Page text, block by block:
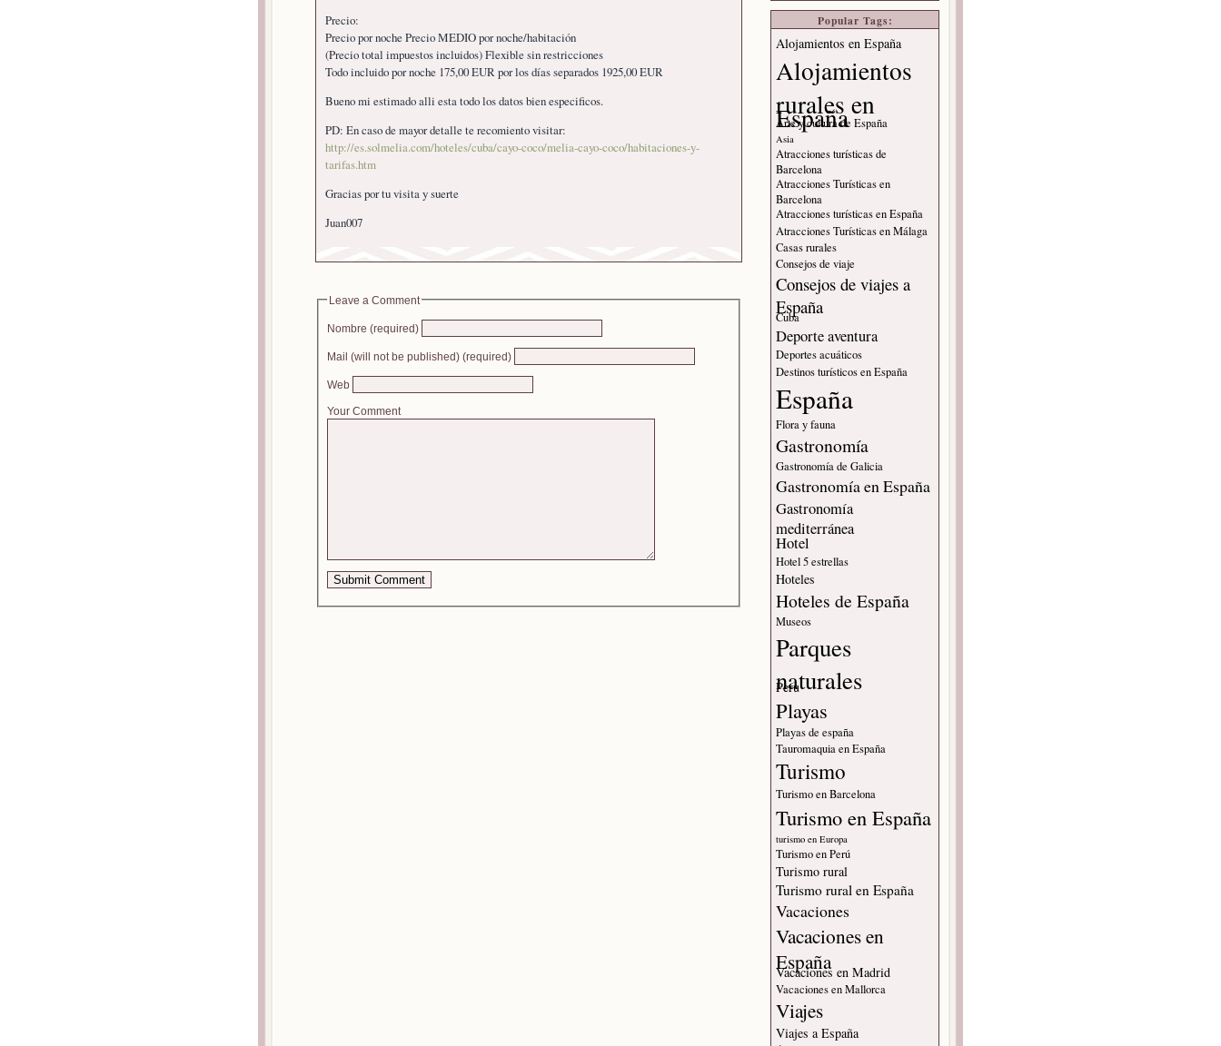
Precio:
Precio por noche Precio MEDIO por noche/habitación
(Precio total impuestos incluidos) Flexible sin restricciones
Todo incluido por noche 175,00 EUR por los días separados 1925,00 EUR
Bueno mi estimado alli esta todo los datos bien especificos.
PD: En caso de mayor detalle te recomiento visitar:
http://es.solmelia.com/hoteles/cuba/cayo-coco/melia-cayo-coco/habitaciones-y-
tarifas.htm
Gracias por tu visita y suerte
Juan007
Leave a Comment
Nombre (required)
Mail (will not be published) (required)
Web
Your Comment
Popular Tags:
Alojamientos en España
Alojamientos
rurales en
España
Arte y cultura de España
Asia
Atracciones turísticas de
Barcelona
Atracciones Turísticas en
Barcelona
Atracciones turísticas en España
Atracciones Turísticas en Málaga
Casas rurales
Consejos de viaje
Consejos de viajes a
España
Cuba
Deporte aventura
Deportes acuáticos
Destinos turísticos en España
España
Flora y fauna
Gastronomía
Gastronomía de Galicia
Gastronomía en España
Gastronomía
mediterránea
Hotel
Hotel 5 estrellas
Hoteles
Hoteles de España
Museos
Parques
naturales
Peru
Playas
Playas de españa
Tauromaquia en España
Turismo
Turismo en Barcelona
Turismo en España
turismo en Europa
Turismo en Perú
Turismo rural
Turismo rural en España
Vacaciones
Vacaciones en
España
Vacaciones en Madrid
Vacaciones en Mallorca
Viajes
Viajes a España